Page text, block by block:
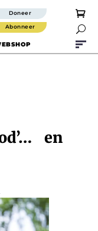
Doneer
Abonneer 
en